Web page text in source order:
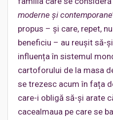
moderne și contemporane
propus – și care, repet,
beneficiu – au reușit să-
influența în sistemul
cartoforului de la masa
se trezesc acum în fața
care-i obligă să-și arate
cacealmaua pe care se